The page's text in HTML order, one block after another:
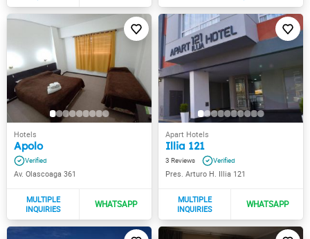
Apolo
Av. Olascoaga 361
Illia 121
3
Pres. Arturo H. Illia 121